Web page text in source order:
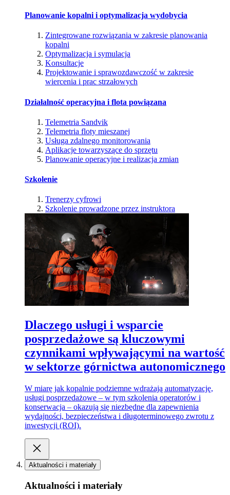
Planowanie kopalni i optymalizacja wydobycia
Zintegrowane rozwiązania w zakresie planowania
kopalni
Optymalizacja i symulacja
Konsultacje
Projektowanie i sprawozdawczość w zakresie
wiercenia i prac strzałowych
Działalność operacyjna i flota powiązana
Telemetria Sandvik
Telemetria floty mieszanej
Usługa zdalnego monitorowania
Aplikacje towarzyszące do sprzętu
Planowanie operacyjne i realizacja zmian
Szkolenie
Trenerzy cyfrowi
Szkolenie prowadzone przez instruktora
Dlaczego usługi i wsparcie
posprzedażowe są kluczowymi
czynnikami wpływającymi na wartość
w sektorze górnictwa autonomicznego
W miarę jak kopalnie podziemne wdrażają automatyzację,
usługi posprzedażowe – w tym szkolenia operatorów i
konserwacja – okazują się niezbędne dla zapewnienia
wydajności, bezpieczeństwa i długoterminowego zwrotu z
inwestycji (ROI).
Aktualności i materiały
Aktualności i materiały